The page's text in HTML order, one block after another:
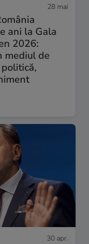
28 mai
ani la Gala
2026:
mediul de
30 apr.